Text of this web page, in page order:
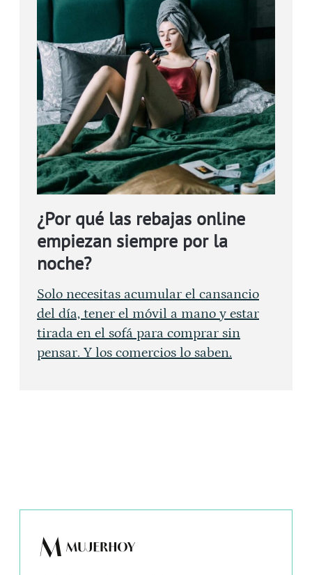
¿Por qué las rebajas online
empiezan siempre por la
noche?
Solo necesitas acumular el cansancio
del día, tener el móvil a mano y estar
tirada en el sofá para comprar sin
pensar. Y los comercios lo saben.